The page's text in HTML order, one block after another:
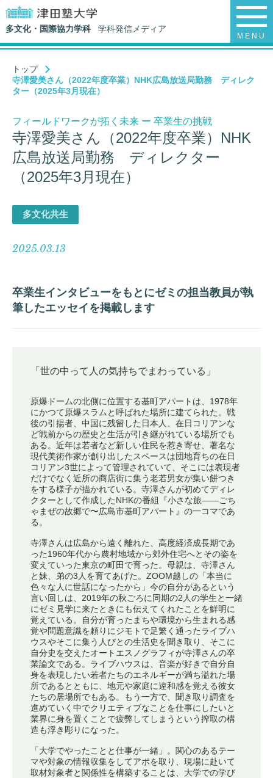
多文化・国際協力学科 学科発信メディア
MENU
トップ
寺澤愛美さん（2022年度卒業）NHK広島放送局勤務 ディレク
ター（2025年3月現在）
フィールドワークが拓く未来 ー 卒業生の挑戦
寺澤愛美さん（2022年度卒業）NHK
広島放送局勤務 ディレクター
（2025年3月現在）
多文化共生
2025.03.13
卒業生インタビューをもとにゼミの担当教員が執
筆したエッセイを掲載します
「世の中って人の気持ちでまわっている」
原爆ドームの北側に位置する基町アパートは、1978年
にかつて原爆スラムと呼ばれた場所に建てられた。戦
後の引揚者、中国に残留した日本人、在日コリアンな
ど戦前からの歴史と生活が引き継がれている場所でも
ある。近年は若者など新しい住民を惹き寄せ、著名な
現代美術作家が創り出したスペースは団地育ちの在日
コリアン3世によって管理されていて、そこには表現者
だけでなく近所の商店街に集う老若男女が集い餅つき
をする様子が描かれている。寺澤さんが初めてディレ
クターとして作成したNHKの番組『小さな旅——ごち
ゃまぜの故郷で〜広島市基町アパート』の一コマであ
る。
寺澤さんは広島から遠く離れた、高度経済成長期であ
った1960年代から農村地域から郊外住宅へとその姿を
変えていった東京の町田で育った。母親は、寺澤さん
と妹、弟の3人を育てあげた。ZOOM越しの「本当に
色々な人に世話になったから」今の自分があるという
言い回しは、2019年の秋ごろに同期の2人の学生と一緒
にゼミ見学に来たときにも伝えてくれたことを鮮明に
覚えている。自分が育ったまちや環境から生まれる感
覚や問題意識を頼りにジモトで足繁く通ったライブハ
ウスやそこに集う人びとの生活史を聞き取り、そこに
自分史を交えたオートエスノグラフィが寺澤さんの卒
業論文である。ライブハウスは、音楽が好きで自分自
身を表現したい若者たちのエネルギーが満ち溢れた場
所であるとともに、地元や家庭に違和感を覚える彼女
たちの居場所でもある。もう一方で、聞き取り調査を
進めていく中でクリエティブなことを仕事にしたいと
業界に身を置くことで疲弊してしまうという搾取の構
造も浮き彫りになった。
「大学でやったことと仕事が一緒」。関心のあるテー
マや対象の情報収集をしてアポを取り、現場に赴いて
取材対象者と関係性を構築することは、大学での学び